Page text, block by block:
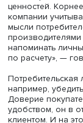
действительно
общества:
различные
внедряя более
классика»,
превалирует
брать.